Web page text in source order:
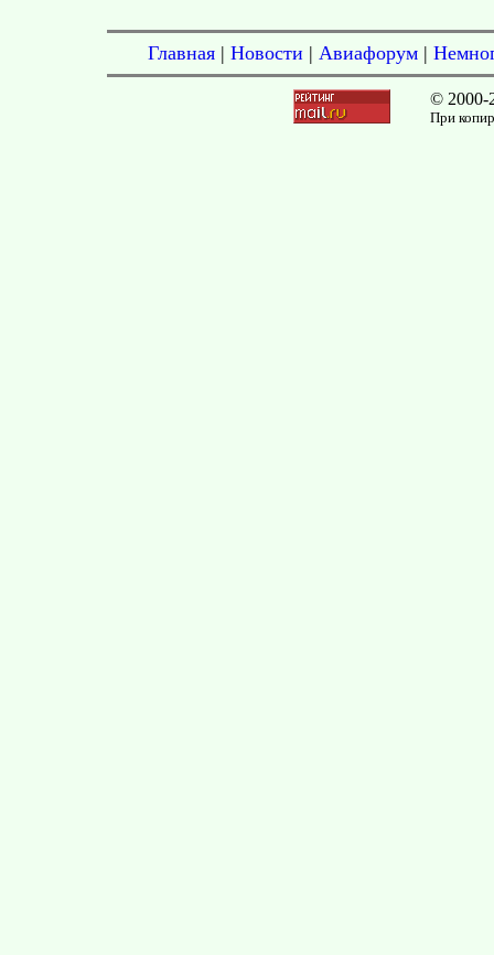
Главная | Новости | Авиафорум |
© 2000-
При